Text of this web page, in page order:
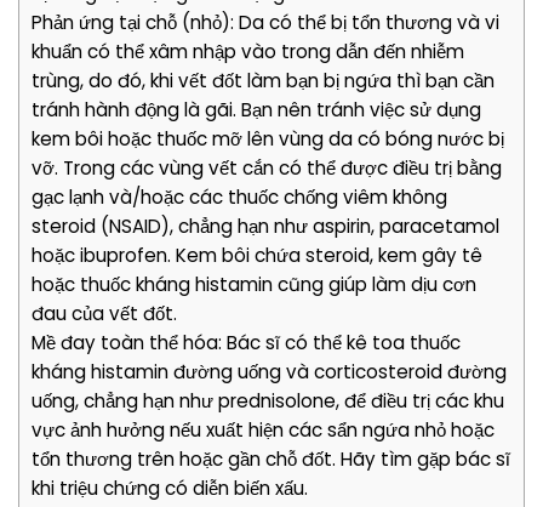
Phản ứng tại chỗ (nhỏ): Da có thể bị tổn thương và vi
khuẩn có thể xâm nhập vào trong dẫn đến nhiễm
trùng, do đó, khi vết đốt làm bạn bị ngứa thì bạn cần
tránh hành động là gãi. Bạn nên tránh việc sử dụng
kem bôi hoặc thuốc mỡ lên vùng da có bóng nước bị
vỡ. Trong các vùng vết cắn có thể được điều trị bằng
gạc lạnh và/hoặc các thuốc chống viêm không
steroid (NSAID), chẳng hạn như aspirin, paracetamol
hoặc ibuprofen. Kem bôi chứa steroid, kem gây tê
hoặc thuốc kháng histamin cũng giúp làm dịu cơn
đau của vết đốt.
Mề đay toàn thể hóa: Bác sĩ có thể kê toa thuốc
kháng histamin đường uống và corticosteroid đường
uống, chẳng hạn như prednisolone, để điều trị các khu
vực ảnh hưởng nếu xuất hiện các sẩn ngứa nhỏ hoặc
tổn thương trên hoặc gần chỗ đốt. Hãy tìm gặp bác sĩ
khi triệu chứng có diễn biến xấu.